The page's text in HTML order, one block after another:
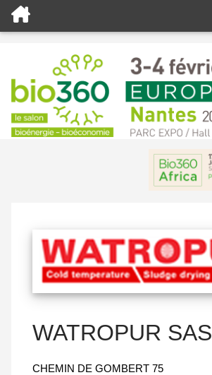
WATROPUR SAS
CHEMIN DE GOMBERT 75